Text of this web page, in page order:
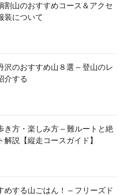
割山のおすすめコース＆アクセ
装について
沢のおすすめ山８選 – 登山のレ
介する
き方・楽しみ方 – 難ルートと絶
解説【縦走コースガイド】
めする山ごはん！ – フリーズド